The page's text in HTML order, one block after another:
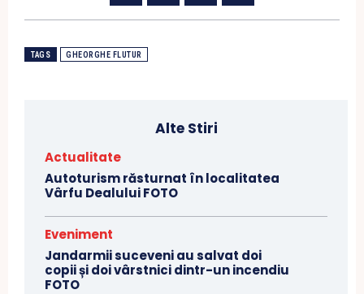
TAGS GHEORGHE FLUTUR
Alte Stiri
Actualitate
Autoturism răsturnat în localitatea
Vârfu Dealului FOTO
Eveniment
Jandarmii suceveni au salvat doi
copii și doi vârstnici dintr-un incendiu
FOTO